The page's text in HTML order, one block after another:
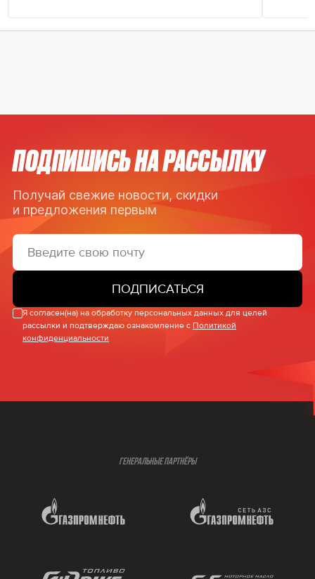
ПОДПИШИСЬ НА РАССЫЛКУ
Получай свежие новости, скидки
и предложения первым
ПОДПИСАТЬСЯ
Я согласен(на) на обработку персональных данных для целей
рассылки и подтверждаю ознакомление с Политикой
конфиденциальности
ГЕНЕРАЛЬНЫЕ ПАРТНЁРЫ